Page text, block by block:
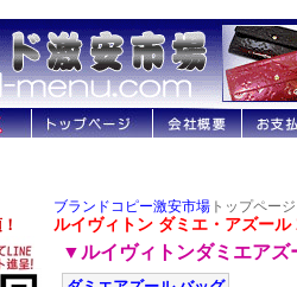
ブランドコピー激安市場 トップペー
ルイヴィトン ダミエ・アズール
▼ルイヴィトンダミエア